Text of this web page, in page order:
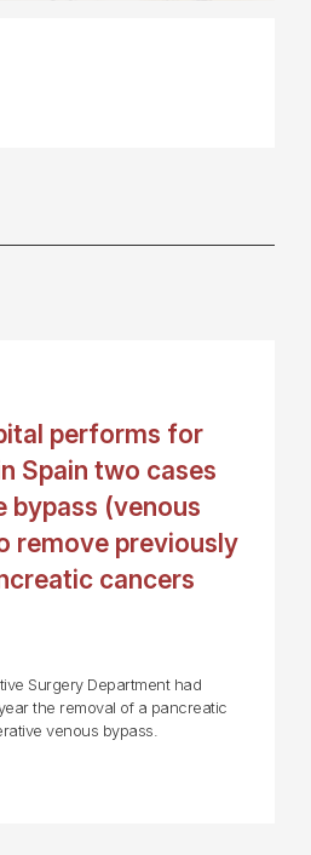
performs for
Spain two cases
bypass (venous
remove previously
cancers
Surgery Department had
the removal of a pancreatic
venous bypass.